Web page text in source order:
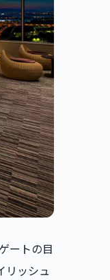
ートの目
リッシュ